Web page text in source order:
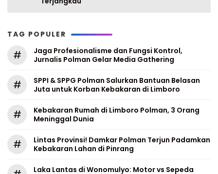
TAG POPULER
#
Jaga Profesionalisme dan Fungsi Kontrol,
Jurnalis Polman Gelar Media Gathering
#
SPPI & SPPG Polman Salurkan Bantuan Belasan
Juta untuk Korban Kebakaran di Limboro
#
Kebakaran Rumah di Limboro Polman, 3 Orang
Meninggal Dunia
#
Lintas Provinsi! Damkar Polman Terjun Padamkan
Kebakaran Lahan di Pinrang
Laka Lantas di Wonomulyo: Motor vs Sepeda